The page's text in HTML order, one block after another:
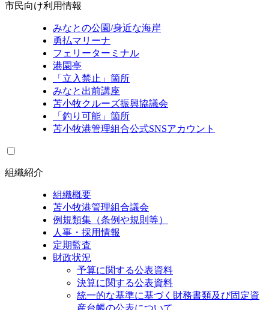
市民向け利用情報
みなとの公園/身近な海岸
勇払マリーナ
フェリーターミナル
港園亭
「立入禁止」箇所
みなと出前講座
苫小牧クルーズ振興協議会
「釣り可能」箇所
苫小牧港管理組合公式SNSアカウント
組織紹介
組織概要
苫小牧港管理組合議会
例規類集（条例や規則等）
人事・採用情報
定期監査
財政状況
予算に関する公表資料
決算に関する公表資料
統一的な基準に基づく財務書類及び固定資
産台帳の公表について